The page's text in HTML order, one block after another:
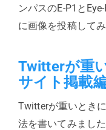
ンパスのE-P1と
に画像を投稿してみ
Twitterが重
サイト掲載編
Twitterが重いとき
法を書いてみました